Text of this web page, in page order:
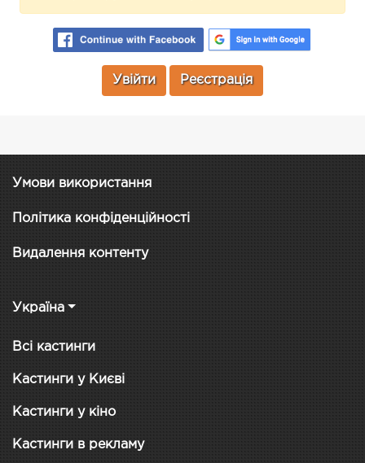
Увійти Реєстрація
Умови використання
Політика конфіденційності
Видалення контенту
Україна
Всі кастинги
Кастинги у Києві
Кастинги у кіно
Кастинги в рекламу